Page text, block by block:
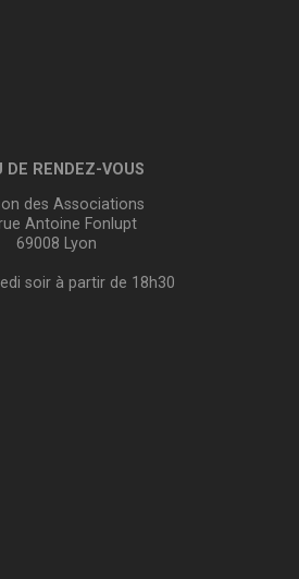
DE RENDEZ-VOUS
des Associations
Antoine Fonlupt
69008 Lyon
soir à partir de 18h30